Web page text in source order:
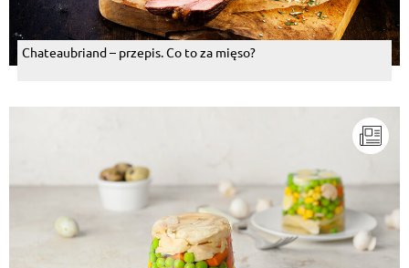
Chateaubriand – przepis. Co to za mięso?